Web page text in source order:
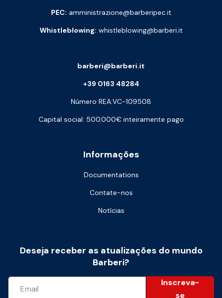
PEC: amministrazione@barberipec.it
Whistleblowing: whistleblowing@barberi.it
Informações
Documentations
Contate-nos
Notícias
barberi@barberi.it
+39 0163 48284
Número REA:VC-109508
Capital social: 500.000€ inteiramente pago
Deseja receber as atualizações do mundo
Barberi?
Inscreva-
se